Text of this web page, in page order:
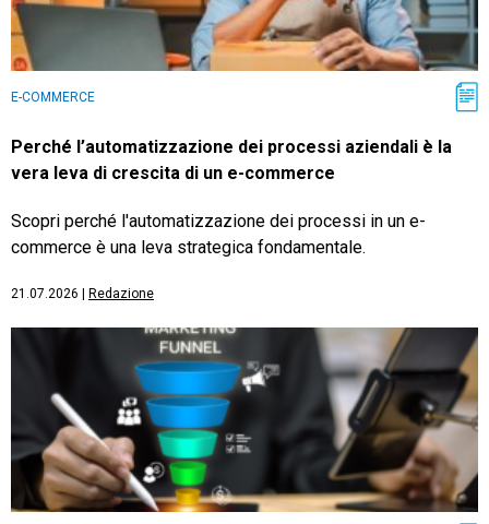
E-COMMERCE
Perché l’automatizzazione dei processi aziendali è la
vera leva di crescita di un e-commerce
Scopri perché l'automatizzazione dei processi in un e-
commerce è una leva strategica fondamentale.
21.07.2026 Redazione